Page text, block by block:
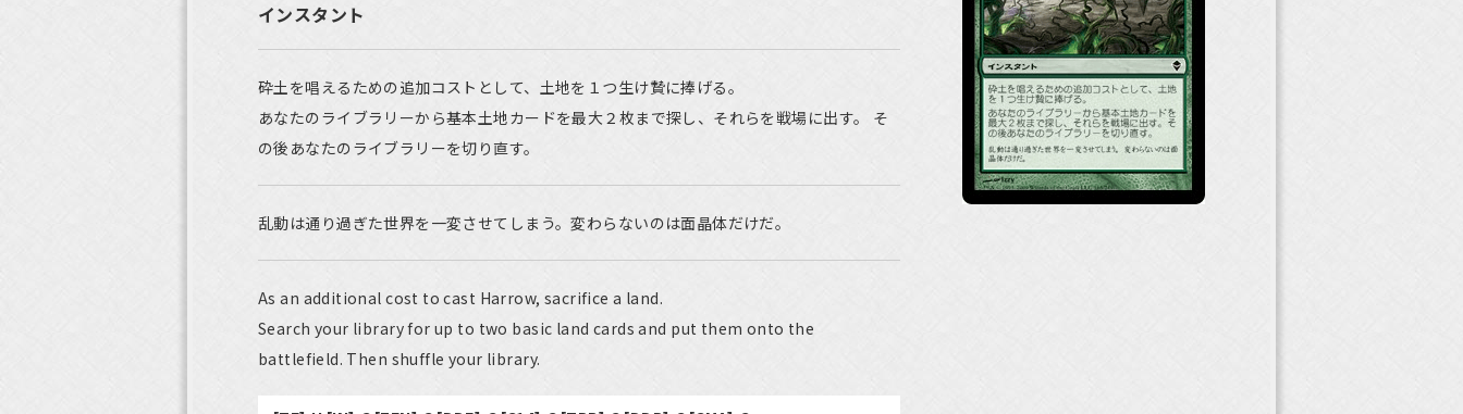
インスタント
砕土を唱えるための追加コストとして、土地を１つ生け贄に捧げる。
あなたのライブラリーから基本土地カードを最大２枚まで探し、それらを戦場に出す。 そ
の後あなたのライブラリーを切り直す。
乱動は通り過ぎた世界を一変させてしまう。変わらないのは面晶体だけだ。
As an additional cost to cast Harrow, sacrifice a land.
Search your library for up to two basic land cards and put them onto the
battlefield. Then shuffle your library.